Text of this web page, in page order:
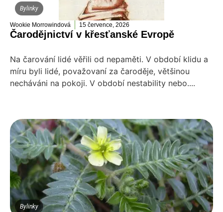
Bylinky
Wookie Morrowindová 15 července, 2026
Čarodějnictví v křesťanské Evropě
Na čarování lidé věřili od nepaměti. V období klidu a
míru byli lidé, považovaní za čaroděje, většinou
necháváni na pokoji. V období nestability nebo....
Bylinky